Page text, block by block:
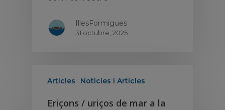
IllesFormigues
31 octubre, 2025
Articles Noticies i Articles
Eriçons / uriços de mar a la